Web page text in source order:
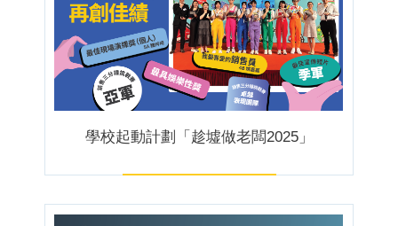
學校起動計劃「趁墟做老闆2025」